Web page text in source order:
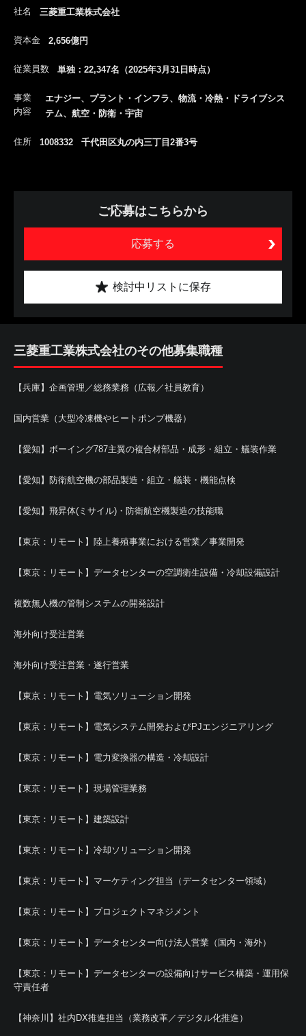
社名 三菱重工業株式会社
資本金 2,656億円
従業員数 単独：22,347名（2025年3月31日時点）
事業
内容
エナジー、プラント・インフラ、物流・冷熱・ドライブシス
テム、航空・防衛・宇宙
住所 1008332 千代田区丸の内三丁目2番3号
ご応募はこちらから
応募する
検討中リストに保存
三菱重工業株式会社のその他募集職種
【兵庫】企画管理／総務業務（広報／社員教育）
国内営業（大型冷凍機やヒートポンプ機器）
【愛知】ボーイング787主翼の複合材部品・成形・組立・艤装作業
【愛知】防衛航空機の部品製造・組立・艤装・機能点検
【愛知】飛昇体(ミサイル)・防衛航空機製造の技能職
【東京：リモート】陸上養殖事業における営業／事業開発
【東京：リモート】データセンターの空調衛生設備・冷却設備設計
複数無人機の管制システムの開発設計
海外向け受注営業
海外向け受注営業・遂行営業
【東京：リモート】電気ソリューション開発
【東京：リモート】電気システム開発およびPJエンジニアリング
【東京：リモート】電力変換器の構造・冷却設計
【東京：リモート】現場管理業務
【東京：リモート】建築設計
【東京：リモート】冷却ソリューション開発
【東京：リモート】マーケティング担当（データセンター領域）
【東京：リモート】プロジェクトマネジメント
【東京：リモート】データセンター向け法人営業（国内・海外）
【東京：リモート】データセンターの設備向けサービス構築・運用保
守責任者
【神奈川】社内DX推進担当（業務改革／デジタル化推進）